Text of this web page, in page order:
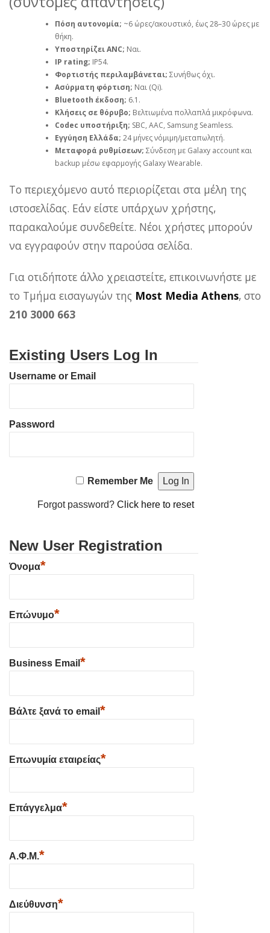
Πόση αυτονομία; ~6 ώρες/ακουστικό, έως 28–30 ώρες με
θήκη.
Υποστηρίζει ANC; Ναι.
IP rating; IP54.
Φορτιστής περιλαμβάνεται; Συνήθως όχι.
Ασύρματη φόρτιση; Ναι (Qi).
Bluetooth έκδοση; 6.1.
Κλήσεις σε θόρυβο; Βελτιωμένα πολλαπλά μικρόφωνα.
Codec υποστήριξη; SBC, AAC, Samsung Seamless.
Εγγύηση Ελλάδα; 24 μήνες νόμιμη/μεταπωλητή.
Μεταφορά ρυθμίσεων; Σύνδεση με Galaxy account και
backup μέσω εφαρμογής Galaxy Wearable.
Το περιεχόμενο αυτό περιορίζεται στα μέλη της
ιστοσελίδας. Εάν είστε υπάρχων χρήστης,
παρακαλούμε συνδεθείτε. Νέοι χρήστες μπορούν
να εγγραφούν στην παρούσα σελίδα.
Για οτιδήποτε άλλο χρειαστείτε, επικοινωνήστε με
το Τμήμα εισαγωγών της Most Media Athens, στο
210 3000 663
Existing Users Log In
Username or Email
Password
Remember Me
Forgot password?Click here to reset
New User Registration
Όνομα*
Επώνυμο*
Business Email *
Βάλτε ξανά το email *
Επωνυμία εταιρείας*
Επάγγελμα*
Α.Φ.Μ.*
Διεύθυνση*